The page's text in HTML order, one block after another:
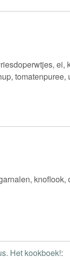
Het kookboek!: